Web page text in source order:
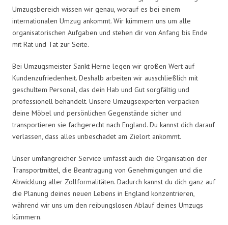
Umzugsbereich wissen wir genau, worauf es bei einem
internationalen Umzug ankommt. Wir kümmern uns um alle
organisatorischen Aufgaben und stehen dir von Anfang bis Ende
mit Rat und Tat zur Seite.
Bei Umzugsmeister Sankt Herne legen wir großen Wert auf
Kundenzufriedenheit. Deshalb arbeiten wir ausschließlich mit
geschultem Personal, das dein Hab und Gut sorgfältig und
professionell behandelt. Unsere Umzugsexperten verpacken
deine Möbel und persönlichen Gegenstände sicher und
transportieren sie fachgerecht nach England. Du kannst dich darauf
verlassen, dass alles unbeschadet am Zielort ankommt.
Unser umfangreicher Service umfasst auch die Organisation der
Transportmittel, die Beantragung von Genehmigungen und die
Abwicklung aller Zollformalitäten. Dadurch kannst du dich ganz auf
die Planung deines neuen Lebens in England konzentrieren,
während wir uns um den reibungslosen Ablauf deines Umzugs
kümmern.